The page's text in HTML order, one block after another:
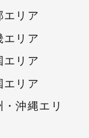
エリア
エリア
エリア
エリア
・沖縄エリ